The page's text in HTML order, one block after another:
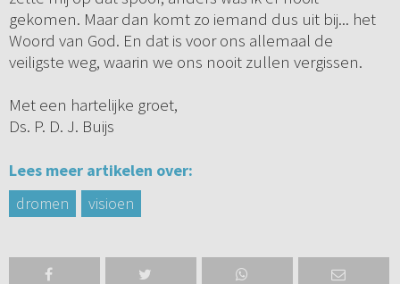
gekomen. Maar dan komt zo iemand dus uit bij... het
Woord van God. En dat is voor ons allemaal de
veiligste weg, waarin we ons nooit zullen vergissen.
Met een hartelijke groet,
Ds. P. D. J. Buijs
Lees meer artikelen over:
dromen
visioen